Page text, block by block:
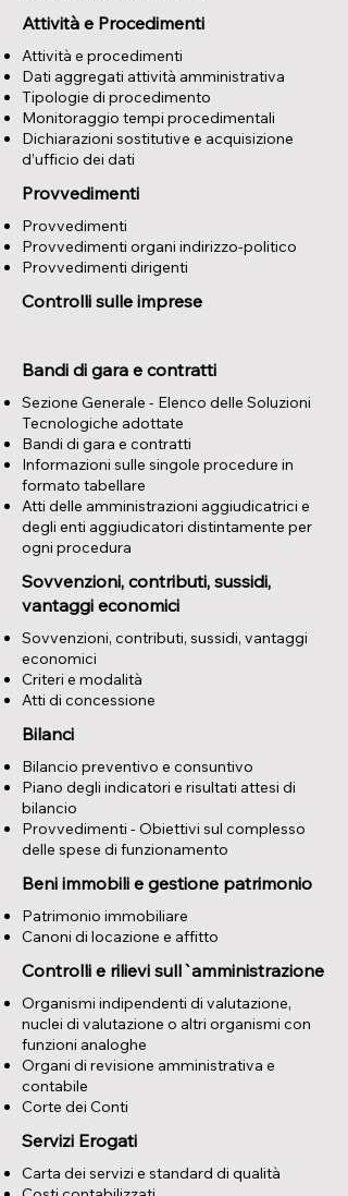
Attività e Procedimenti
Attività e procedimenti
Dati aggregati attività amministrativa
Tipologie di procedimento
Monitoraggio tempi procedimentali
Dichiarazioni sostitutive e acquisizione
d’ufficio dei dati
Provvedimenti
Provvedimenti
Provvedimenti organi indirizzo-politico
Provvedimenti dirigenti
Controlli sulle imprese
Bandi di gara e contratti
Sezione Generale - Elenco delle Soluzioni
Tecnologiche adottate
Bandi di gara e contratti
Informazioni sulle singole procedure in
formato tabellare
Atti delle amministrazioni aggiudicatrici e
degli enti aggiudicatori distintamente per
ogni procedura
Sovvenzioni, contributi, sussidi,
vantaggi economici
​Sovvenzioni, contributi, sussidi, vantaggi
economici
Criteri e modalità
Atti di concessione
Bilanci
Bilancio preventivo e consuntivo
Piano degli indicatori e risultati attesi di
bilancio
Provvedimenti - Obiettivi sul complesso
delle spese di funzionamento
Beni immobili e gestione patrimonio
Patrimonio immobiliare
Canoni di locazione e affitto
Controlli e rilievi sull`amministrazione
Organismi indipendenti di valutazione,
nuclei di valutazione o altri organismi con
funzioni analoghe
Organi di revisione amministrativa e
contabile
Corte dei Conti
Servizi Erogati
Carta dei servizi e standard di qualità